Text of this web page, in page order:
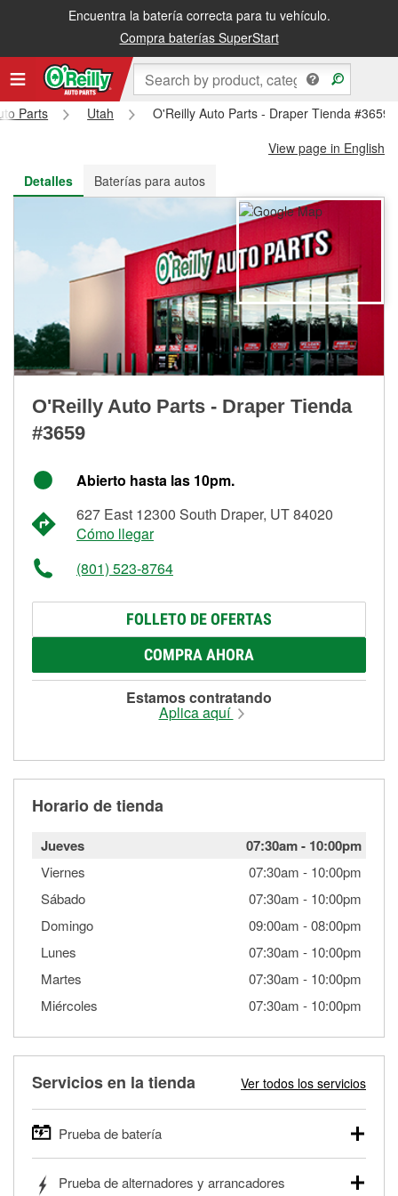
Encuentra la batería correcta para tu vehículo.
Compra baterías SuperStart
Recibe tu orden gratis al día siguiente o recógela en la tienda
Parts Utah
O'Reilly Auto Parts - Draper Tienda #3659
View page in English
Detalles
Baterías para autos
O'Reilly Auto Parts - Draper Tienda
#3659
Abierto hasta las 10pm.
627 East 12300 South Draper, UT 84020
Cómo llegar
(801) 523-8764
FOLLETO DE OFERTAS
COMPRA AHORA
Estamos contratando
Aplica aquí
Horario de tienda
Jueves 07:30am- 10:00pm
Viernes 07:30am - 10:00pm
Sábado
07:30am - 10:00pm
Domingo
09:00am -08:00pm
Lunes
07:30am - 10:00pm
Martes
07:30am - 10:00pm
Miércoles
07:30am - 10:00pm
Servicios en la tienda Ver todos los servicios
Prueba de batería
autos, camionetas, SUVs, vehículos comerciales y
Prueba de alternadores y arrancadores